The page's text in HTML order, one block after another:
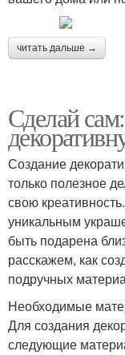
читать дальше →
Сделай
Создание
только полезное
свою
уникальным
быть подарена
расскажем, как
подручных
Необходимые
Для создания
следующие